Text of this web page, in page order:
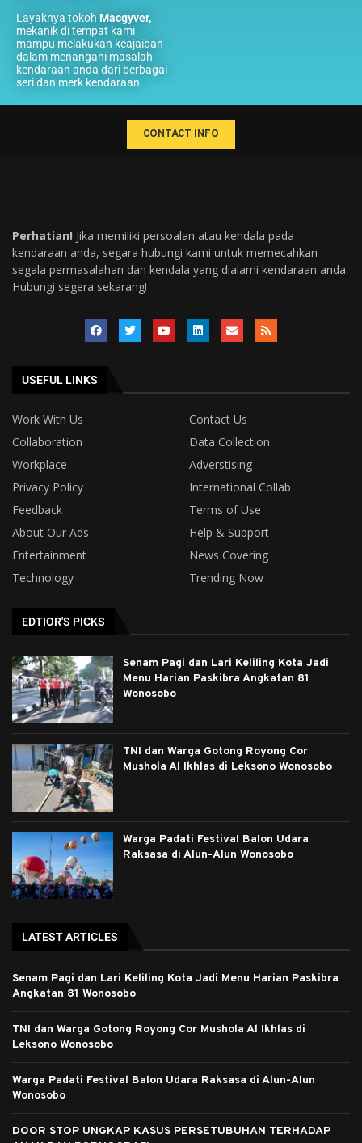
Layaknya tokoh Macgyver,
mekanik di tempat kami
mampu melakukan keajaiban
dalam menangani masalah
kendaraan anda dari berbagai
seri dan merk kendaraan.
CONTACT INFO
Perhatian! Jika memiliki persoalan atau kendala pada
kendaraan anda, segara hubungi kami untuk memecahkan
segala permasalahan dan kendala yang dialami kendaraan anda.
Hubungi segera sekarang!
USEFUL LINKS
Work With Us
Contact Us
Collaboration
Data Collection
Workplace
Adverstising
Privacy Policy
International Collab
Feedback
Terms of Use
About Our Ads
Help & Support
Entertainment
News Covering
Technology
Trending Now
EDTIOR'S PICKS
Senam Pagi dan Lari Keliling Kota Jadi
Menu Harian Paskibra Angkatan 81
Wonosobo
TNI dan Warga Gotong Royong Cor
Mushola Al Ikhlas di Leksono Wonosobo
Warga Padati Festival Balon Udara
Raksasa di Alun-Alun Wonosobo
LATEST ARTICLES
Senam Pagi dan Lari Keliling Kota Jadi Menu Harian Paskibra
Angkatan 81 Wonosobo
TNI dan Warga Gotong Royong Cor Mushola Al Ikhlas di
Leksono Wonosobo
Warga Padati Festival Balon Udara Raksasa di Alun-Alun
Wonosobo
DOOR STOP UNGKAP KASUS PERSETUBUHAN TERHADAP